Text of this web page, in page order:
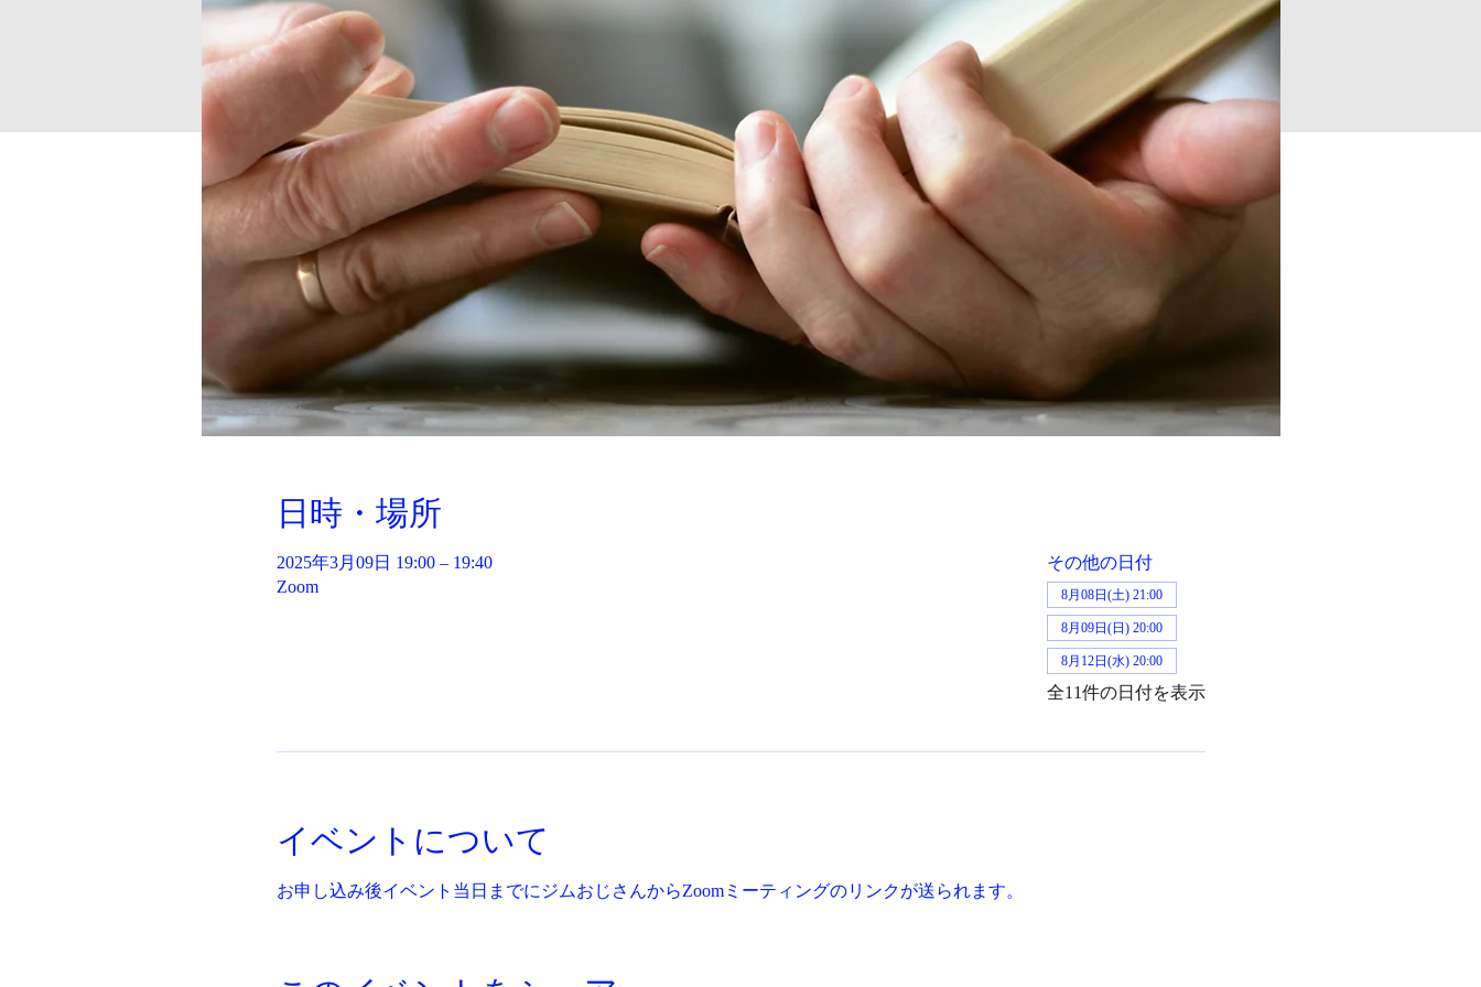
日時・場所
2025年3月09日 19:00 – 19:40
Zoom
その他の日付
8月08日(土) 21:00
8月09日(日) 20:00
8月12日(水) 20:00
全11件の日付を表示
イベントについて
お申し込み後イベント当日までにジムおじさんからZoomミーティングのリンクが送られます。